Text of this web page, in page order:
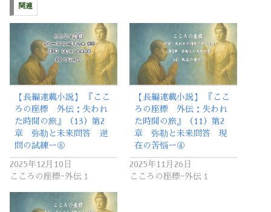
関連
【長編連載小説】 『ここ
ろの座標 外伝：失われ
た時間の旅』（13）第2
章 弥勒と未来問答 逆
問の試練ー⑥
2025年12月10日
こころの座標ｰ外伝１
【長編連載小説】 『ここ
ろの座標 外伝：失われ
た時間の旅』（11）第2
章 弥勒と未来問答 現
在の苦悩ー④
2025年11月26日
こころの座標ｰ外伝１